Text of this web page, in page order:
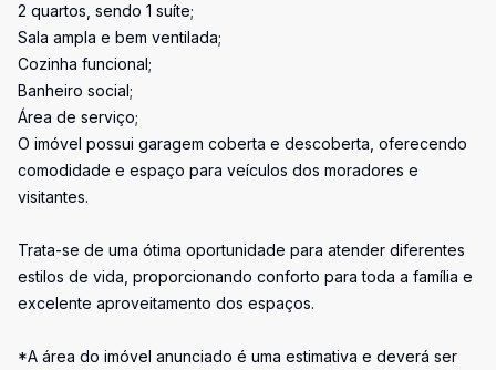
2 quartos, sendo 1 suíte;
Sala ampla e bem ventilada;
Cozinha funcional;
Banheiro social;
Área de serviço;
O imóvel possui garagem coberta e descoberta, oferecendo
comodidade e espaço para veículos dos moradores e
visitantes.
Trata-se de uma ótima oportunidade para atender diferentes
estilos de vida, proporcionando conforto para toda a família e
excelente aproveitamento dos espaços.
*A área do imóvel anunciado é uma estimativa e deverá ser